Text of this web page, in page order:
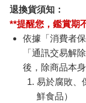
退換貨須知：
**提醒您，鑑賞期
依據「消費者
「通訊交易解
後，除商品本
易於腐敗、
鮮食品）